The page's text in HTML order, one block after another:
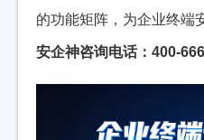
的功能矩阵，为企业终端
安企神咨询电话：400-